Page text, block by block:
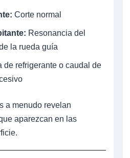
Corte normal
Resonancia del
la rueda guía
de refrigerante o caudal de
a menudo revelan
aparezcan en las